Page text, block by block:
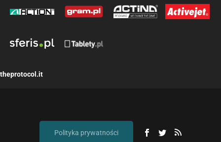
theprotocol.it
Polityka prywatności